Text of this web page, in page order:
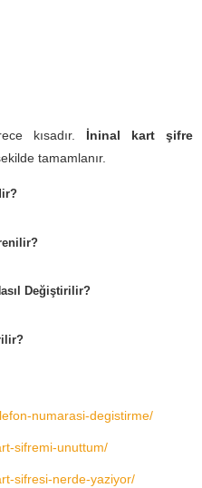
kısadır. İninal kart şifre
tamamlanır.
Değiştirilir?
numarasi-degistirme/
sifremi-unuttum/
sifresi-nerde-yaziyor/